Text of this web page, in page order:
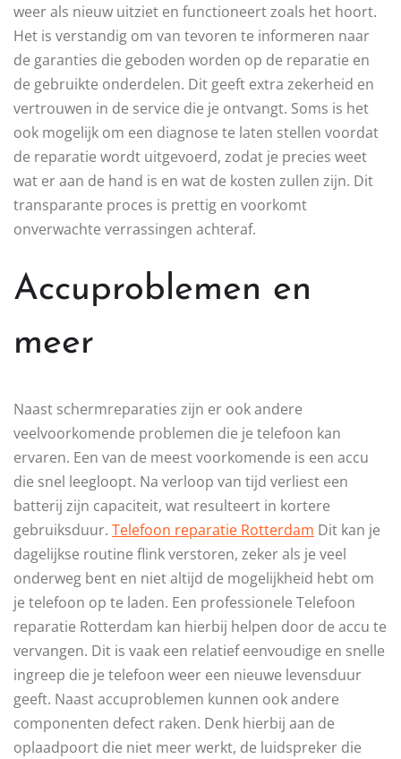
weer als nieuw uitziet en functioneert zoals het hoort.
Het is verstandig om van tevoren te informeren naar
de garanties die geboden worden op de reparatie en
de gebruikte onderdelen. Dit geeft extra zekerheid en
vertrouwen in de service die je ontvangt. Soms is het
ook mogelijk om een diagnose te laten stellen voordat
de reparatie wordt uitgevoerd, zodat je precies weet
wat er aan de hand is en wat de kosten zullen zijn. Dit
transparante proces is prettig en voorkomt
onverwachte verrassingen achteraf.
Accuproblemen en
meer
Naast schermreparaties zijn er ook andere
veelvoorkomende problemen die je telefoon kan
ervaren. Een van de meest voorkomende is een accu
die snel leegloopt. Na verloop van tijd verliest een
batterij zijn capaciteit, wat resulteert in kortere
gebruiksduur. Telefoon reparatie Rotterdam Dit kan je
dagelijkse routine flink verstoren, zeker als je veel
onderweg bent en niet altijd de mogelijkheid hebt om
je telefoon op te laden. Een professionele Telefoon
reparatie Rotterdam kan hierbij helpen door de accu te
vervangen. Dit is vaak een relatief eenvoudige en snelle
ingreep die je telefoon weer een nieuwe levensduur
geeft. Naast accuproblemen kunnen ook andere
componenten defect raken. Denk hierbij aan de
oplaadpoort die niet meer werkt, de luidspreker die